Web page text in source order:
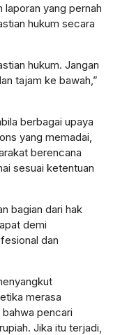
laporan yang pernah
hukum secara
hukum. Jangan
tajam ke bawah,”
berbagai upaya
yang memadai,
berencana
sesuai ketentuan
bagian dari hak
demi
dan
merasa
pencari
Jika itu terjadi,